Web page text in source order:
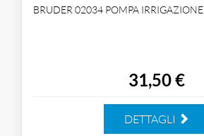
BRUDER 02034 POMPA IRRIGAZIONE
31,50 €
DETTAGLI